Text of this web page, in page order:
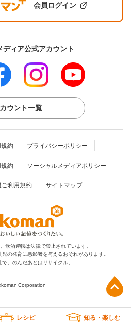
レシピ 知る・楽しむ
会員ログイン
ディア公式アカウント
ウント一覧
約 プライバシーポリシー
約 ソーシャルメディアポリシー
利用規約 サイトマップ
飲酒運転は法律で禁止されています。
児の発育に悪影響を与えるおそれがあります。
。のんだあとはリサイクル。
Corporation